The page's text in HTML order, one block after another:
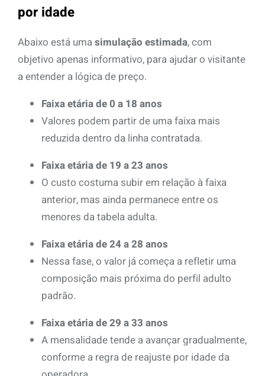
por idade
Abaixo está umasimulação estimada, com
objetivo apenas informativo, para ajudar o visitante
a entender a lógica de preço.
Faixa etária de 0 a 18 anos
Valores podem partir de uma faixa mais
reduzida dentro da linha contratada.
Faixa etária de 19 a 23 anos
O custo costuma subir em relação à faixa
anterior, mas ainda permanece entre os
menores da tabela adulta.
Faixa etária de 24 a 28 anos
Nessa fase, o valor já começa a refletir uma
composição mais próxima do perfil adulto
padrão.
Faixa etária de 29 a 33 anos
A mensalidade tende a avançar gradualmente,
conforme a regra de reajuste por idade da